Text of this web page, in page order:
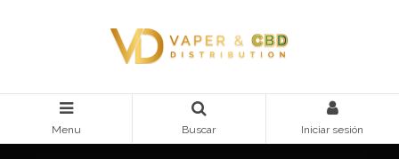
Menu Buscar Iniciar sesión